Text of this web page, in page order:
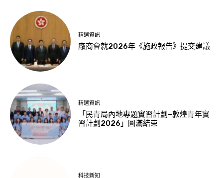
精選資訊
廠商會就2026年《施政報告》提交建議
精選資訊
「民青局內地專題實習計劃–敦煌青年實
習計劃2026」圓滿結束
科技新知